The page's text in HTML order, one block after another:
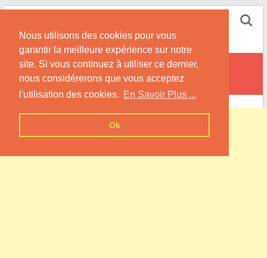
Nous utilisons des cookies pour vous
garantir la meilleure expérience sur notre
site. Si vous continuez à utiliser ce dernier,
nous considérerons que vous acceptez
l'utilisation des cookies. En Savoir Plus ...
Ok
Skip
content
Informations sur les Pompes à Chaleur
Bettancourt-la-Longue